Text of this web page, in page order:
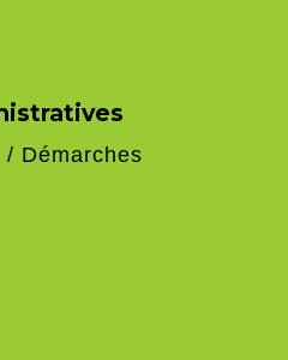
/ Démarches